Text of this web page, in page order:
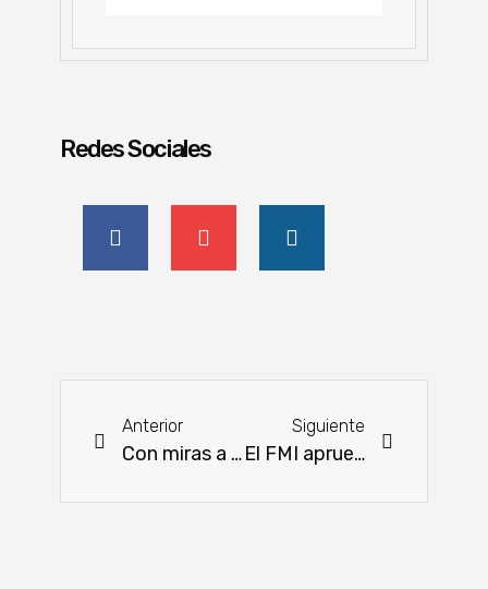
Redes Sociales
Anterior
Con miras a la exportación a Chile se verifican proceso de certificación de banano
Siguiente
El FMI aprueba el Servicio de Resiliencia y Sostenibilidad para Paraguay